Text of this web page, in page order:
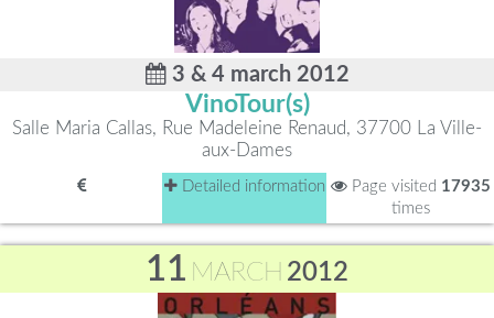
3 & 4 march 2012
VinoTour(s)
Salle Maria Callas, Rue Madeleine Renaud, 37700 La Ville-
aux-Dames
Detailed information Page visited 17935
times
11 MARCH 2012